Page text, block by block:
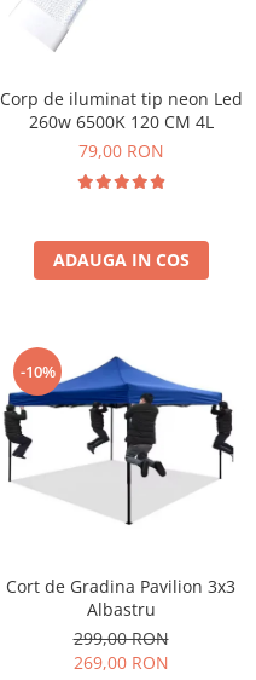
Corp de iluminat tip neon Led
260w 6500K 120 CM 4L
79,00 RON
ADAUGA IN COS
-10%
Cort de Gradina Pavilion 3x3
Albastru
299,00 RON
269,00 RON